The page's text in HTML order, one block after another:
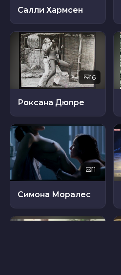
Салли Хармсен
16
Роксана Дюпре
11
Симона Моралес